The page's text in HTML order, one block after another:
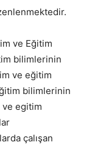
ve Eğitim
bilimlerinin
ve eğitim
bilimlerinin
ve egitim
çalışan